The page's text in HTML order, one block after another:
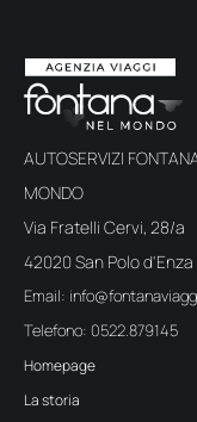
AUTOSERVIZI
MONDO
Via Fratelli Cervi, 28/a
42020 San Polo d'Enza
Email:
Telefono: 0522.879145
Homepage
La storia